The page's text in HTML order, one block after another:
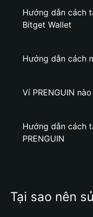
Hướng dẫn cách
Bitget Wallet
Hướng dẫn cách
Ví PRENGUIN
Hướng dẫn cách
PRENGUIN
Tại sao nên